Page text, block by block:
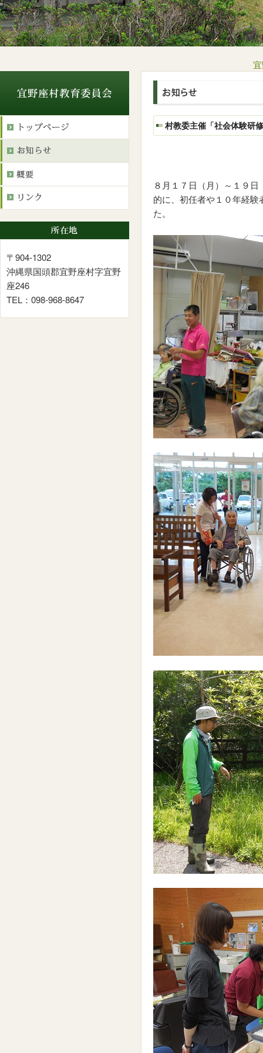
〒904-1302
沖縄県国頭郡宜野座村字宜野
座246
TEL：098-968-8647
村教委主催「社会体験研
８月１７日（月）～１９
的に、初任者や１０年経
た。